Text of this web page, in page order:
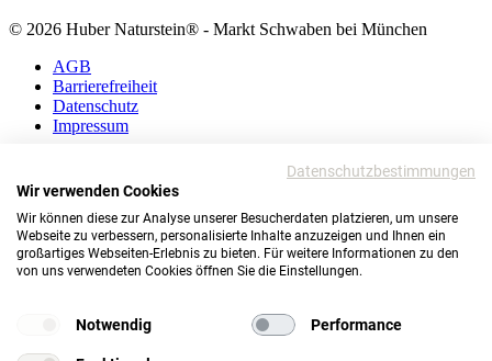
© 2026 Huber Naturstein® - Markt Schwaben bei München
AGB
Barrierefreiheit
Datenschutz
Impressum
Barrierefreiheit
Datenschutz
Impressum
© 2026 Huber Naturstein®
Markt Schwaben bei München
Datenschutzbestimmungen
Wir verwenden Cookies
Wir können diese zur Analyse unserer Besucherdaten platzieren, um unsere
Webseite zu verbessern, personalisierte Inhalte anzuzeigen und Ihnen ein
großartiges Webseiten-Erlebnis zu bieten. Für weitere Informationen zu den
von uns verwendeten Cookies öffnen Sie die Einstellungen.
Notwendig Performance